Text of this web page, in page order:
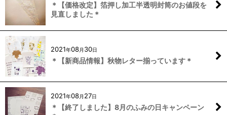
＊【価格改定】箔押し加工半透明封筒のお値段を
見直しました＊
2021年08月 30日
＊【新商品情報】秋物レター揃っています＊
2021年08月 27日
＊【終了しました】8月のふみの日キャンペーン